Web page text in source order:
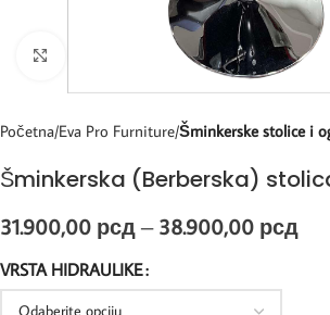
Kliknite za uvećanje
Početna Eva Pro Furniture Šminkerske stolice i
Šminkerska (Berberska) stolica
31.900,00 рсд – 38.900,00 рсд
VRSTA HIDRAULIKE